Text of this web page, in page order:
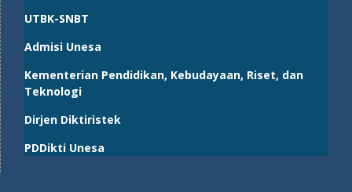
UTBK-SNBT
Admisi Unesa
Kementerian Pendidikan, Kebudayaan, Riset, dan
Teknologi
Dirjen Diktiristek
PDDikti Unesa